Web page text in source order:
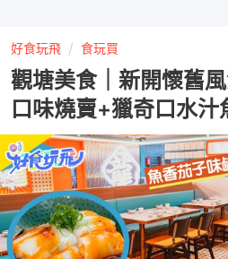
好食玩飛 食玩買
觀塘美食｜新開懷舊
口味燒賣+獵奇口水汁